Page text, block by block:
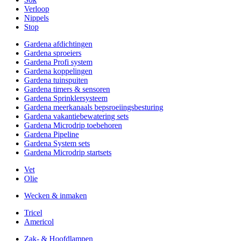
Verloop
Nippels
Stop
Gardena afdichtingen
Gardena sproeiers
Gardena Profi system
Gardena koppelingen
Gardena tuinspuiten
Gardena timers & sensoren
Gardena Sprinklersysteem
Gardena meerkanaals bepsroeiingsbesturing
Gardena vakantiebewatering sets
Gardena Microdrip toebehoren
Gardena Pipeline
Gardena System sets
Gardena Microdrip startsets
Vet
Olie
Wecken & inmaken
Tricel
Americol
Zak- & Hoofdlampen